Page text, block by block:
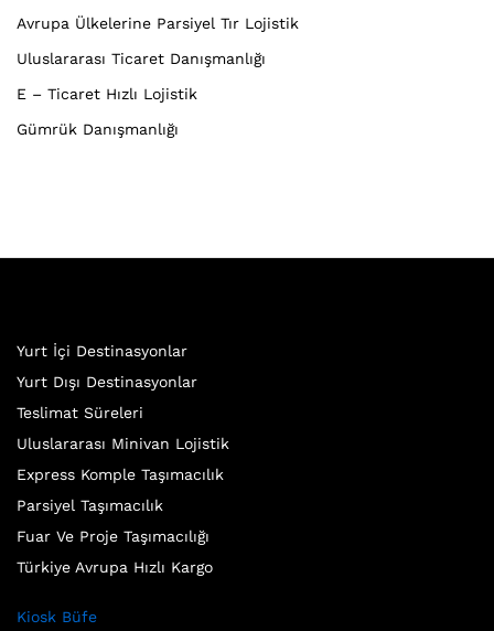
Avrupa Ülkelerine Parsiyel Tır Lojistik
Uluslararası Ticaret Danışmanlığı
E – Ticaret Hızlı Lojistik
Gümrük Danışmanlığı
Yurt İçi Destinasyonlar
Yurt Dışı Destinasyonlar
Teslimat Süreleri
Uluslararası Minivan Lojistik
Express Komple Taşımacılık
Parsiyel Taşımacılık
Fuar Ve Proje Taşımacılığı
Türkiye Avrupa Hızlı Kargo
Kiosk Büfe